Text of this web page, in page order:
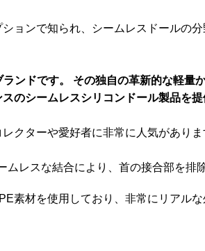
ョンで知られ、シームレスドールの
ンドです。 その独自の革新的な軽量
のシームレスシリコンドール製品を提
クターや愛好者に非常に人気がありま
レスな結合により、首の接合部を排
素材を使用しており、非常にリアル